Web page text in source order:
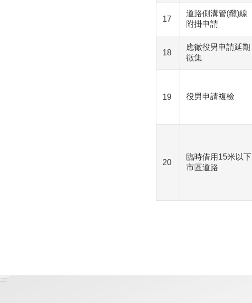
17
道路側溝管(纜)線
附掛申請
18
應徵役男申請延期
徵集
19 役男申請複檢
20
臨時借用15米以下
市區道路
:::